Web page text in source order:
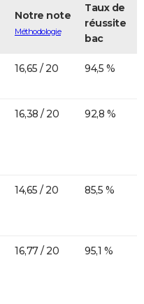
Notre note
Méthodologie
Taux de
réussite
bac
16,65 / 20 94,5 %
16,38 / 20 92,8 %
14,65 / 20 85,5 %
16,77 / 20 95,1 %